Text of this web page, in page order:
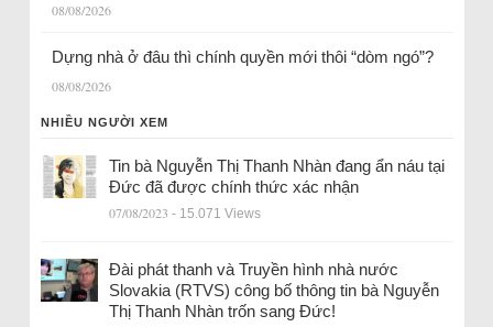
08/08/2026
Dựng nhà ở đâu thì chính quyền mới thôi “dòm ngó”?
08/08/2026
NHIỀU NGƯỜI XEM
Tin bà Nguyễn Thị Thanh Nhàn đang ẩn náu tại
Đức đã được chính thức xác nhận
07/08/2023 - 15.071 Views
Đài phát thanh và Truyền hình nhà nước
Slovakia (RTVS) công bố thông tin bà Nguyễn
Thị Thanh Nhàn trốn sang Đức!